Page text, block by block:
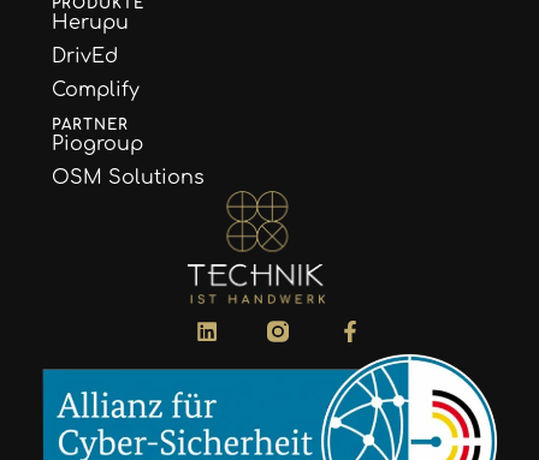
Herupu
DrivEd
Complify
PARTNER
Piogroup
OSM Solutions